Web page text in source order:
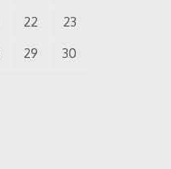
22
23
29
30